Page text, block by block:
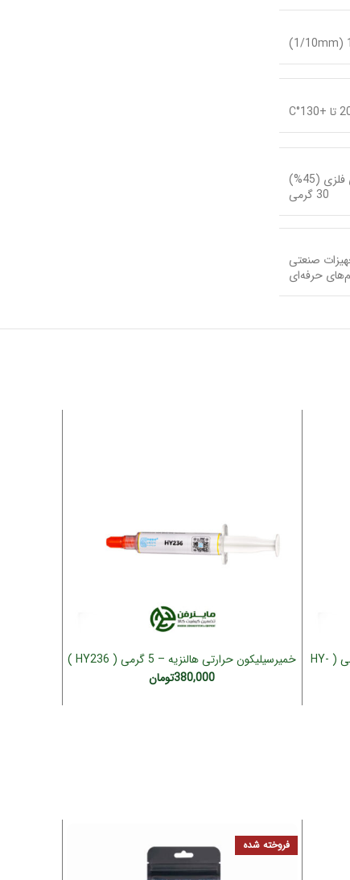
30 گرمی
حرفه‌ای
خمیر سیلیکون حرارتی هالنزیه – 100 گرمی ( HY-
افزودن به سبد خرید
خمیرسیلیکون حرارتی هالنزیه – 5 گرمی ( HY236 )
380,000تومان
فروخته شده